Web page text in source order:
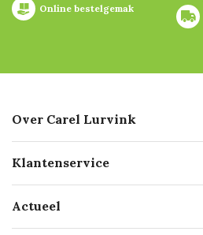
Online bestelgemak
Over Carel Lurvink
Geschiedenis
Missie
Klantenservice
Bezorgen
Actueel